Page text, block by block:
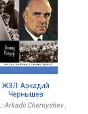
ЖЗЛ: Аркадий
Чернышев
Arkadii Chernyshev ,